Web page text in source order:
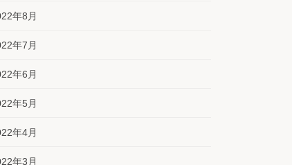
年8月
年7月
年6月
年5月
年4月
年3月